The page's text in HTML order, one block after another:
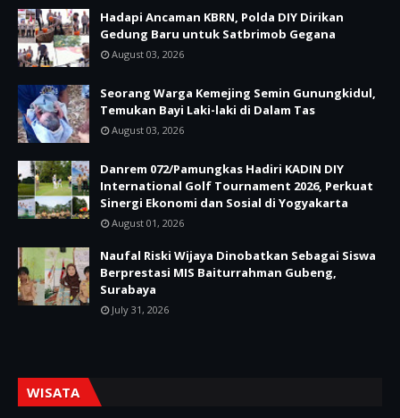
Hadapi Ancaman KBRN, Polda DIY Dirikan
Gedung Baru untuk Satbrimob Gegana
August 03, 2026
Seorang Warga Kemejing Semin Gunungkidul,
Temukan Bayi Laki-laki di Dalam Tas
August 03, 2026
Danrem 072/Pamungkas Hadiri KADIN DIY
International Golf Tournament 2026, Perkuat
Sinergi Ekonomi dan Sosial di Yogyakarta
August 01, 2026
Naufal Riski Wijaya Dinobatkan Sebagai Siswa
Berprestasi MIS Baiturrahman Gubeng,
Surabaya
July 31, 2026
WISATA